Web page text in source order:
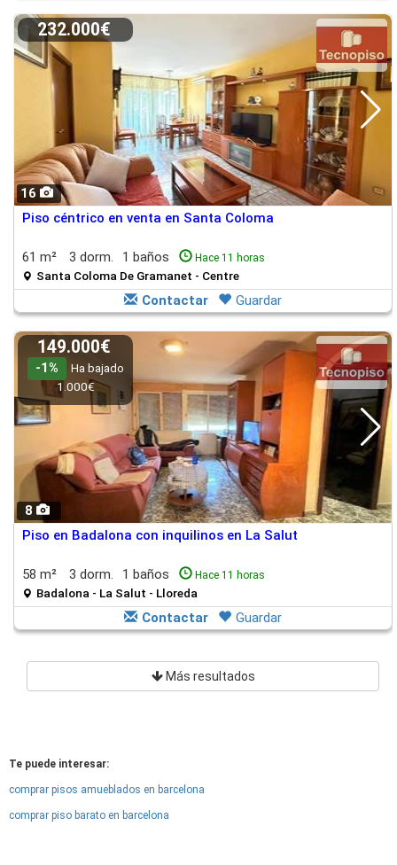
16
232.000€
Piso céntrico en venta en Santa Coloma
61 m² 3 dorm. 1 baños Hace 11 horas
Santa Coloma De Gramanet - Centre
Contactar Guardar
8
149.000€
-1%
Ha bajado
1.000€
Piso en Badalona con inquilinos en La Salut
58 m² 3 dorm. 1 baños Hace 11 horas
Badalona - La Salut - Lloreda
Contactar Guardar
Más resultados
Te puede interesar:
comprar pisos amueblados en barcelona
comprar piso barato en barcelona